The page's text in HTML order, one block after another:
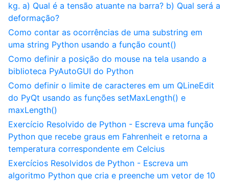
kg. a) Qual é a tensão atuante na barra? b) Qual será a
deformação?
Como contar as ocorrências de uma substring em
uma string Python usando a função count()
Como definir a posição do mouse na tela usando a
biblioteca PyAutoGUI do Python
Como definir o limite de caracteres em um QLineEdit
do PyQt usando as funções setMaxLength() e
maxLength()
Exercício Resolvido de Python - Escreva uma função
Python que recebe graus em Fahrenheit e retorna a
temperatura correspondente em Celcius
Exercícios Resolvidos de Python - Escreva um
algoritmo Python que cria e preenche um vetor de 10